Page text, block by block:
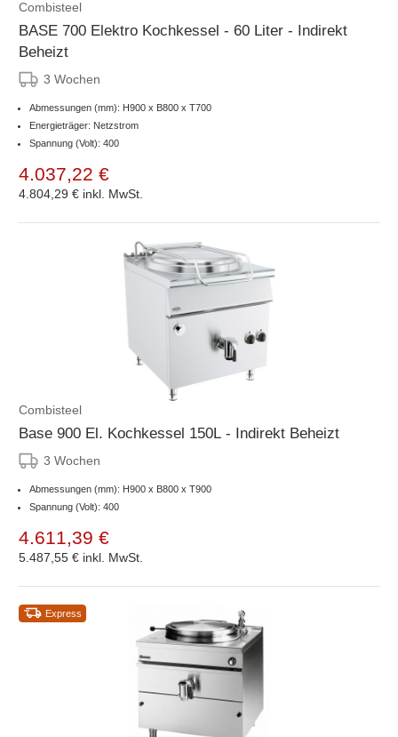
Combisteel
BASE 700 Elektro Kochkessel - 60 Liter - Indirekt
Beheizt
3 Wochen
Abmessungen (mm): H900 x B800 x T700
Energieträger: Netzstrom
Spannung (Volt): 400
4.037,22 €
4.804,29 € inkl. MwSt.
Combisteel
Base 900 El. Kochkessel 150L - Indirekt Beheizt
3 Wochen
Abmessungen (mm): H900 x B800 x T900
Spannung (Volt): 400
4.611,39 €
5.487,55 € inkl. MwSt.
Express